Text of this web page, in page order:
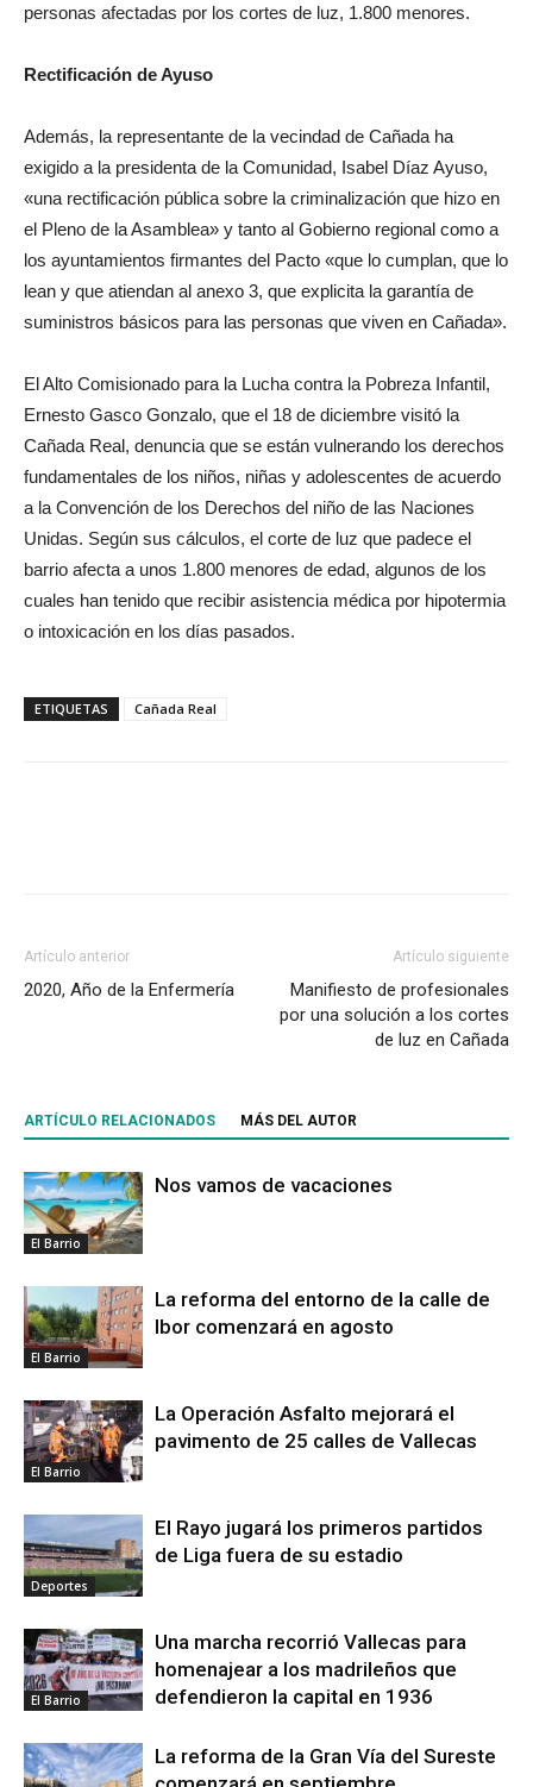
personas afectadas por los cortes de luz, 1.800 menores.
Rectificación de Ayuso
Además, la representante de la vecindad de Cañada ha
exigido a la presidenta de la Comunidad, Isabel Díaz Ayuso,
«una rectificación pública sobre la criminalización que hizo en
el Pleno de la Asamblea» y tanto al Gobierno regional como a
los ayuntamientos firmantes del Pacto «que lo cumplan, que lo
lean y que atiendan al anexo 3, que explicita la garantía de
suministros básicos para las personas que viven en Cañada».
El Alto Comisionado para la Lucha contra la Pobreza Infantil,
Ernesto Gasco Gonzalo, que el 18 de diciembre visitó la
Cañada Real, denuncia que se están vulnerando los derechos
fundamentales de los niños, niñas y adolescentes de acuerdo
a la Convención de los Derechos del niño de las Naciones
Unidas. Según sus cálculos, el corte de luz que padece el
barrio afecta a unos 1.800 menores de edad, algunos de los
cuales han tenido que recibir asistencia médica por hipotermia
o intoxicación en los días pasados.
ETIQUETAS Cañada Real
Artículo anterior
2020, Año de la Enfermería
Artículo siguiente
Manifiesto de profesionales
por una solución a los cortes
de luz en Cañada
ARTÍCULO RELACIONADOS MÁS DEL AUTOR
El Barrio
Nos vamos de vacaciones
El Barrio
La reforma del entorno de la calle de
Ibor comenzará en agosto
El Barrio
La Operación Asfalto mejorará el
pavimento de 25 calles de Vallecas
Deportes
El Rayo jugará los primeros partidos
de Liga fuera de su estadio
El Barrio
Una marcha recorrió Vallecas para
homenajear a los madrileños que
defendieron la capital en 1936
La reforma de la Gran Vía del Sureste